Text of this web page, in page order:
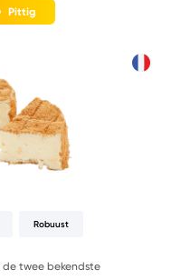
Pittig
Robuust
de twee bekendste